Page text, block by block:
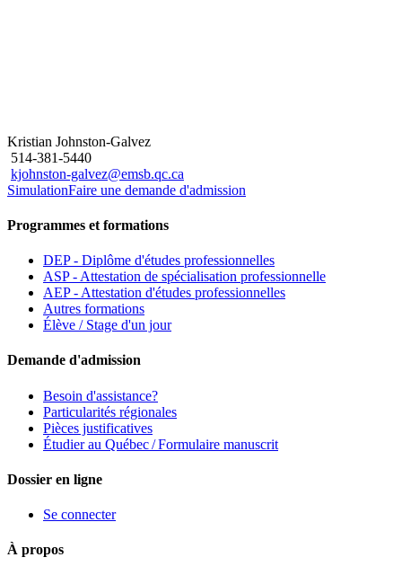
Kristian Johnston-Galvez
514-381-5440
kjohnston-galvez@emsb.qc.ca
SimulationFaire une demande d'admission
Programmes et formations
DEP - Diplôme d'études professionnelles
ASP - Attestation de spécialisation professionnelle
AEP - Attestation d'études professionnelles
Autres formations
Élève / Stage d'un jour
Demande d'admission
Besoin d'assistance?
Particularités régionales
Pièces justificatives
Étudier au Québec / Formulaire manuscrit
Dossier en ligne
Se connecter
À propos